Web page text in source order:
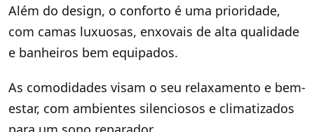
Além do design, o conforto é uma prioridade,
com camas luxuosas, enxovais de alta qualidade
e banheiros bem equipados.
As comodidades visam o seu relaxamento e bem-
estar, com ambientes silenciosos e climatizados